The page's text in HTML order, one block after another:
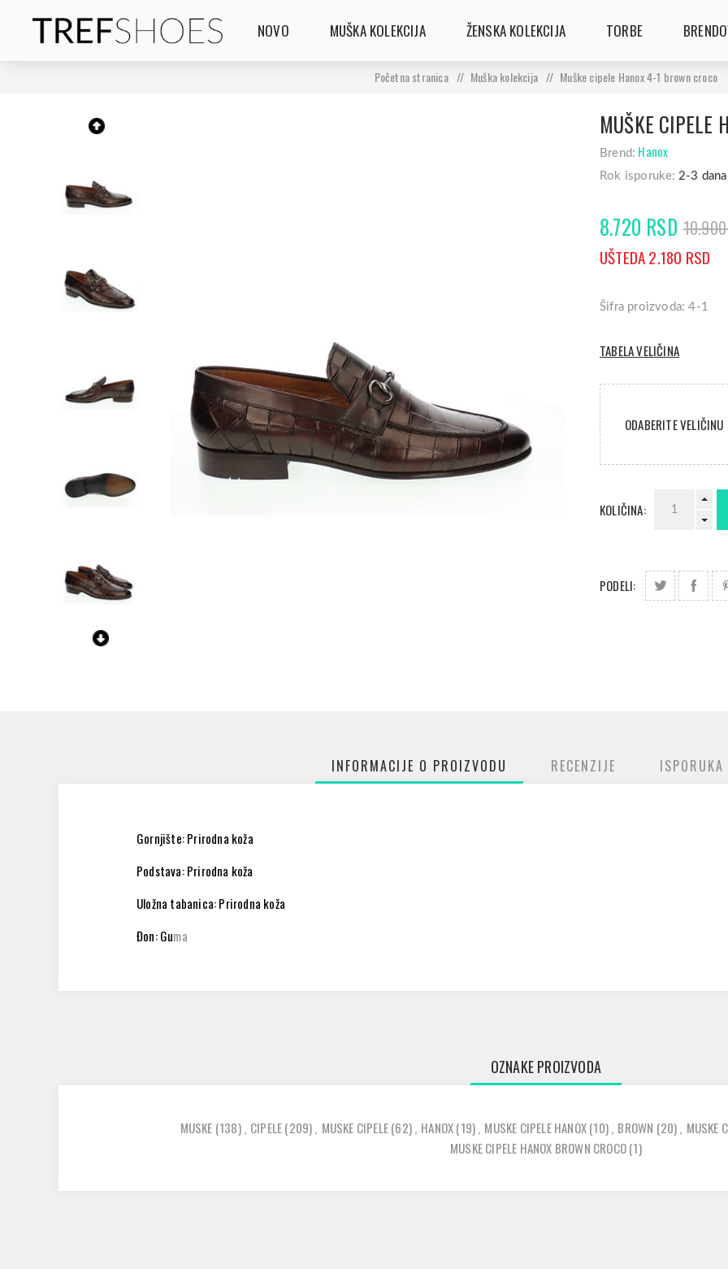
NOVO MUŠKA KOLEKCIJA ŽENSKA KOLEKCIJA TORBE
Početna stranica / Muška kolekcija / Muške cipele Hanox 4-1 brown croco
MUŠKE CIPELE
Brend: Hanox
Rok isporuke: 2-3 dana
8.720 RSD
UŠTEDA 2.180 RSD
Šifra proizvoda: 4-1
TABELA VELIČINA
ODABERITE VELIČINU
KOLIČINA:
PODELI:
INFORMACIJE O PROIZVODU RECENZIJE ISPORUKA
Gornjište: Prirodna koža
Podstava: Prirodna koža
Uložna tabanica: Prirodna koža
Đon: Guma
OZNAKE PROIZVODA
MUSKE (138), CIPELE(209), MUSKE CIPELE(62), HANOX(19), MUSKE CIPELE HANOX(10), BROWN (20), MUSKE
MUSKE CIPELE HANOX BROWN CROCO(1)